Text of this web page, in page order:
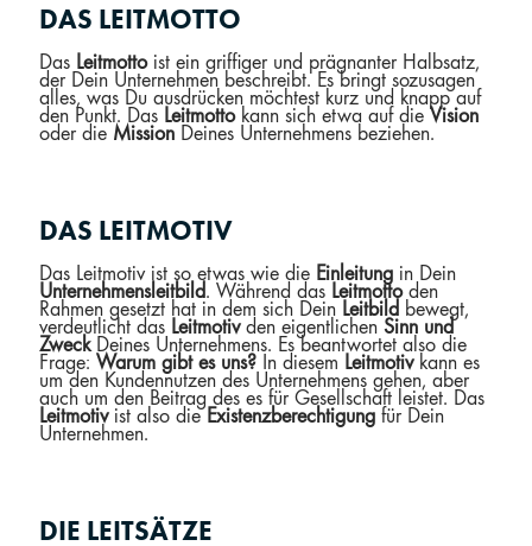
DAS LEITMOTTO
Das Leitmottoist ein griffiger und prägnanter Halbsatz,
der Dein Unternehmen beschreibt. Es bringt sozusagen
alles, was Du ausdrücken möchtest kurz und knapp auf
den Punkt. Das Leitmottokann sich etwa auf die Vision
oder die Mission Deines Unternehmens beziehen.
DAS LEITMOTIV
Das Leitmotiv ist so etwas wie die Einleitung in Dein
Unternehmensleitbild. Während das Leitmottoden
Rahmen gesetzt hat in dem sich Dein Leitbild bewegt,
verdeutlicht das Leitmotivden eigentlichen Sinn und
ZweckDeines Unternehmens. Es beantwortet also die
Frage: Warum gibt es uns? In diesem Leitmotivkann es
um den Kundennutzen des Unternehmens gehen, aber
auch um den Beitrag des es für Gesellschaft leistet. Das
Leitmotivist also die Existenzberechtigung für Dein
Unternehmen.
DIE LEITSÄTZE